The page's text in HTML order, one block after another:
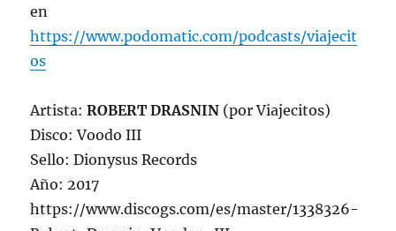
en
https://www.podomatic.com/podcasts/viajecit
os
Artista:ROBERT DRASNIN (por Viajecitos)
Disco: Voodo III
Sello: Dionysus Records
Año: 2017
https://www.discogs.com/es/master/1338326-